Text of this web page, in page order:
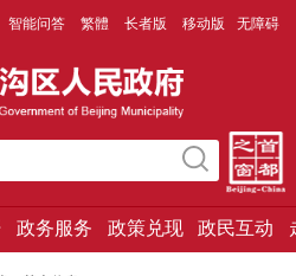
智能问答 繁體 长者版 移动版 无障碍
政务服务 政策兑现 政民互动